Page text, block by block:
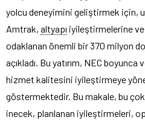
yolcu deneyimini geliştirmek için,
Amtrak, altyapı iyileştirmelerine ve
odaklanan önemli bir 370 milyon
açıkladı. Bu yatırım, NEC
hizmet kalitesini iyileştirmeye
göstermektedir. Bu makale, bu çok
inecek, planlanan iyileştirmeleri,